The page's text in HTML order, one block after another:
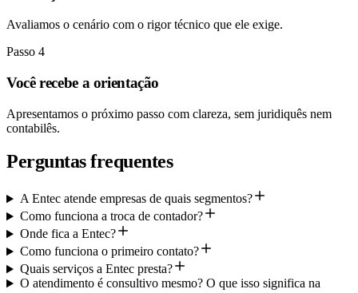
Avaliamos o cenário com o rigor técnico que ele exige.
Passo 4
Você recebe a orientação
Apresentamos o próximo passo com clareza, sem juridiquês nem
contabilês.
Perguntas frequentes
A Entec atende empresas de quais segmentos?
Como funciona a troca de contador?
Onde fica a Entec?
Como funciona o primeiro contato?
Quais serviços a Entec presta?
O atendimento é consultivo mesmo? O que isso significa na